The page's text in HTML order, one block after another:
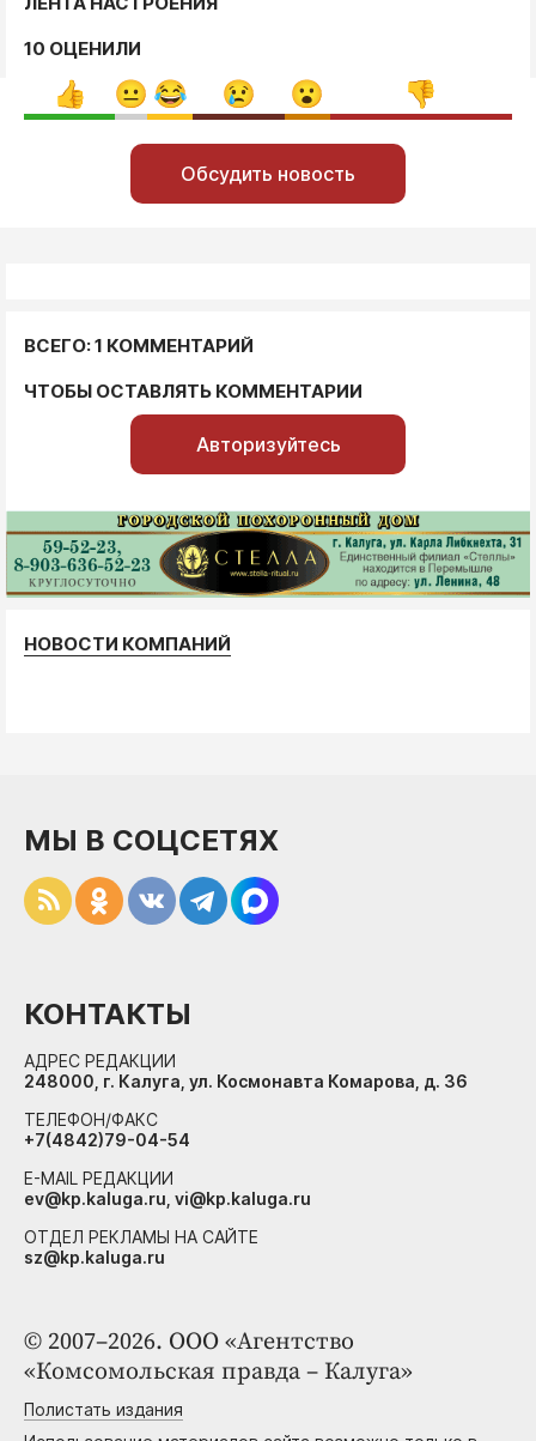
10 ОЦЕНИЛИ
Обсудить новость
ВСЕГО: 1 КОММЕНТАРИЙ
ЧТОБЫ ОСТАВЛЯТЬ КОММЕНТАРИИ
Авторизуйтесь
НОВОСТИ КОМПАНИЙ
© 2007–2026. ООО «Агентство
«Комсомольская правда – Калуга»
Полистать издания
МЫ В СОЦСЕТЯХ
КОНТАКТЫ
АДРЕС РЕДАКЦИИ
248000, г. Калуга, ул. Космонавта Комарова, д. 36
ТЕЛЕФОН/ФАКС
+7(4842)79-04-54
E-MAIL РЕДАКЦИИ
ev@kp.kaluga.ru, vi@kp.kaluga.ru
ОТДЕЛ РЕКЛАМЫ НА САЙТЕ
sz@kp.kaluga.ru